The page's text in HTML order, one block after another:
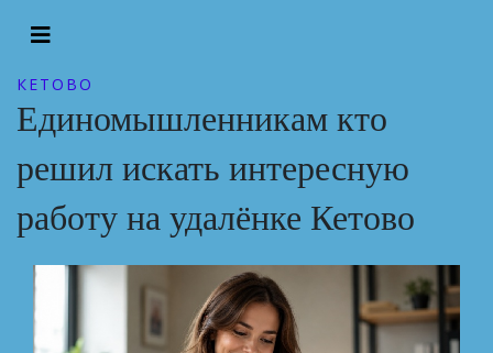
КЕТОВО
Единомышленникам кто
решил искать интересную
работу на удалёнке Кетово